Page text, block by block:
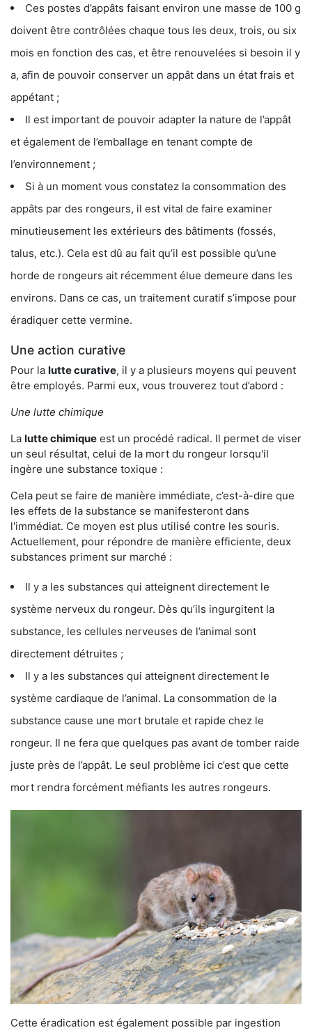
Ces postes d’appâts faisant environ une masse de 100 g
doivent être contrôlées chaque tous les deux, trois, ou six
mois en fonction des cas, et être renouvelées si besoin il y
a, afin de pouvoir conserver un appât dans un état frais et
appétant ;
Il est important de pouvoir adapter la nature de l’appât
et également de l’emballage en tenant compte de
l’environnement ;
Si à un moment vous constatez la consommation des
appâts par des rongeurs, il est vital de faire examiner
minutieusement les extérieurs des bâtiments (fossés,
talus, etc.). Cela est dû au fait qu’il est possible qu’une
horde de rongeurs ait récemment élue demeure dans les
environs. Dans ce cas, un traitement curatif s’impose pour
éradiquer cette vermine.
Une action curative
Pour la lutte curative, il y a plusieurs moyens qui peuvent
être employés. Parmi eux, vous trouverez tout d’abord :
Une lutte chimique
La lutte chimique est un procédé radical. Il permet de viser
un seul résultat, celui de la mort du rongeur lorsqu'il
ingère une substance toxique :
Cela peut se faire de manière immédiate, c’est-à-dire que
les effets de la substance se manifesteront dans
l'immédiat. Ce moyen est plus utilisé contre les souris.
Actuellement, pour répondre de manière efficiente, deux
substances priment sur marché :
Il y a les substances qui atteignent directement le
système nerveux du rongeur. Dès qu’ils ingurgitent la
substance, les cellules nerveuses de l’animal sont
directement détruites ;
Il y a les substances qui atteignent directement le
système cardiaque de l’animal. La consommation de la
substance cause une mort brutale et rapide chez le
rongeur. Il ne fera que quelques pas avant de tomber raide
juste près de l’appât. Le seul problème ici c’est que cette
mort rendra forcément méfiants les autres rongeurs.
Cette éradication est également possible par ingestion